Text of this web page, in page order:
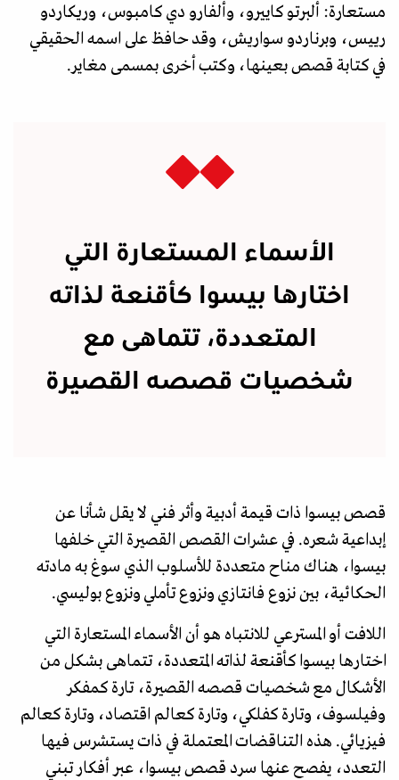
مستعارة: ألبرتو كاييرو، وألفارو دي كامبوس، وريكاردو
رييس، وبرناردو سواريش، وقد حافظ على اسمه الحقيقي
في كتابة قصص بعينها، وكتب أخرى بمسمى مغاير.
الأسماء المستعارة التي
اختارها بيسوا كأقنعة لذاته
المتعددة، تتماهى مع
شخصيات قصصه القصيرة
قصص بيسوا ذات قيمة أدبية وأثر فني لا يقل شأنا عن
إبداعية شعره. في عشرات القصص القصيرة التي خلفها
بيسوا، هناك مناح متعددة للأسلوب الذي سوغ به مادته
الحكائية، بين نزوع فانتازي ونزوع تأملي ونزوع بوليسي.
اللافت أو المسترعي للانتباه هو أن الأسماء المستعارة التي
اختارها بيسوا كأقنعة لذاته المتعددة، تتماهى بشكل من
الأشكال مع شخصيات قصصه القصيرة، تارة كمفكر
وفيلسوف، وتارة كفلكي، وتارة كعالم اقتصاد، وتارة كعالم
فيزيائي. هذه التناقضات المعتملة في ذات يستشرس فيها
التعدد، يفصح عنها سرد قصص بيسوا، عبر أفكار تبني